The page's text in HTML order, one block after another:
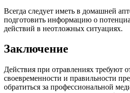
Всегда следует иметь в домашней
подготовить информацию о
действий в неотложных ситуациях.
Заключение
Действия при отравлениях требуют
своевременности и правильности
обратиться за профессиональной